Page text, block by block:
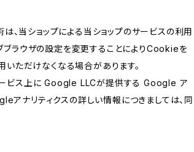
、当ショップによる当ショップのサービスの利用
ブラウザの設定を変更することによりCookieを
ただけなくなる場合があります。
ービス上に Google LLCが提供する Google ア
アナリティクスの詳しい情報につきましては、同